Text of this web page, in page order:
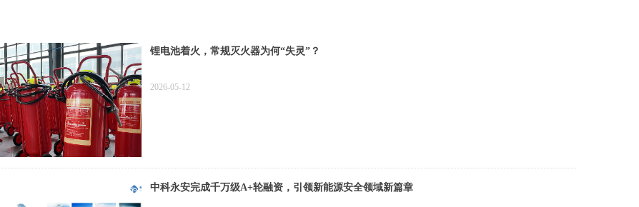
锂电池着火，常规灭火器为何“失灵”？
2026-05-12
中科永安完成千万级A+轮融资，引领新能源安全领域新篇章